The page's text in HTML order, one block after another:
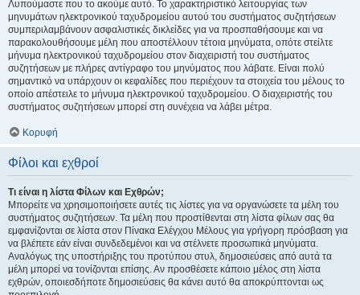
Λυπούμαστε που το ακούμε αυτό. Το χαρακτηριστικό λειτουργίας των
μηνυμάτων ηλεκτρονικού ταχυδρομείου αυτού του συστήματος συζητήσεων
συμπεριλαμβάνουν ασφαλιστικές δικλείδες για να προσπαθήσουμε και να
παρακολουθήσουμε μέλη που αποστέλλουν τέτοια μηνύματα, οπότε στείλτε
μήνυμα ηλεκτρονικού ταχυδρομείου στον διαχειριστή του συστήματος
συζητήσεων με πλήρες αντίγραφο του μηνύματος που λάβατε. Είναι πολύ
σημαντικό να υπάρχουν οι κεφαλίδες που περιέχουν τα στοιχεία του μέλους το
οποίο απέστειλε το μήνυμα ηλεκτρονικού ταχυδρομείου. Ο διαχειριστής του
συστήματος συζητήσεων μπορεί στη συνέχεια να λάβει μέτρα.
Κορυφή
Φίλοι και εχθροί
Τι είναι η λίστα Φίλων και Εχθρών;
Μπορείτε να χρησιμοποιήσετε αυτές τις λίστες για να οργανώσετε τα μέλη του
συστήματος συζητήσεων. Τα μέλη που προστίθενται στη λίστα φίλων σας θα
εμφανίζονται σε λίστα στον Πίνακα Ελέγχου Μέλους για γρήγορη πρόσβαση για
να βλέπετε εάν είναι συνδεδεμένοι και να στέλνετε προσωπικά μηνύματα.
Αναλόγως της υποστήριξης του προτύπου στυλ, δημοσιεύσεις από αυτά τα
μέλη μπορεί να τονίζονται επίσης. Αν προσθέσετε κάποιο μέλος στη λίστα
εχθρών, οποιεσδήποτε δημοσιεύσεις θα κάνει αυτό θα αποκρύπτονται ως